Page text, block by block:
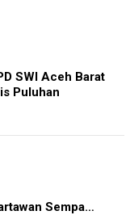
SWI Aceh Barat
Puluhan
Sempa…